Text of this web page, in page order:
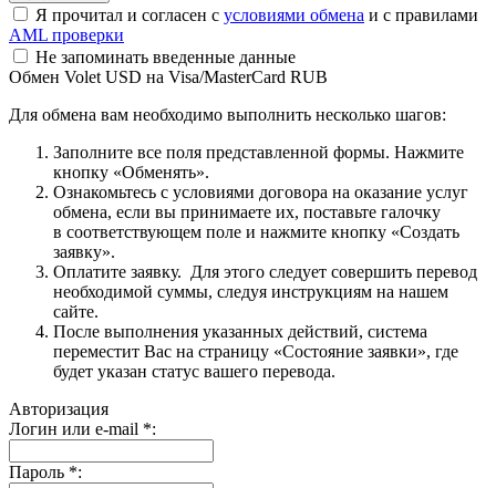
Я прочитал и согласен с условиями обмена и с правилами
AML проверки
Не запоминать введенные данные
Обмен Volet USD на Visa/MasterCard RUB
Для обмена вам необходимо выполнить несколько шагов:
Заполните все поля представленной формы. Нажмите
кнопку «Обменять».
Ознакомьтесь с условиями договора на оказание услуг
обмена, если вы принимаете их, поставьте галочку
в соответствующем поле и нажмите кнопку «Создать
заявку».
Оплатите заявку. Для этого следует совершить перевод
необходимой суммы, следуя инструкциям на нашем
сайте.
После выполнения указанных действий, система
переместит Вас на страницу «Состояние заявки», где
будет указан статус вашего перевода.
Авторизация
Логин или e-mail *:
Пароль *: